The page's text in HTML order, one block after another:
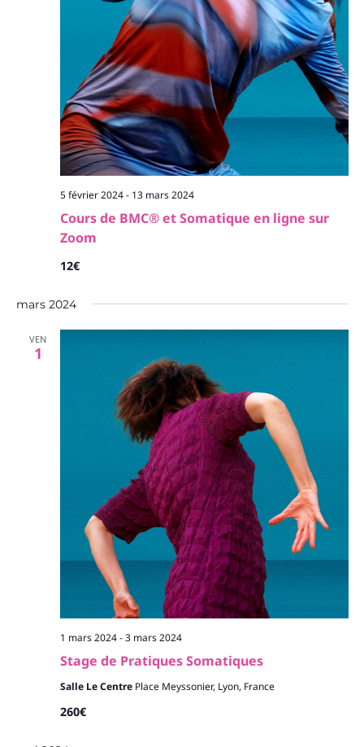
Cours de BMC® et Somatique en ligne sur
Zoom
5 février 2024- 13 mars 2024
12€
mars 2024
VEN
1
Stage de Pratiques Somatiques
1 mars 2024-3 mars 2024
Salle Le Centre Place Meyssonier, Lyon, France
260€